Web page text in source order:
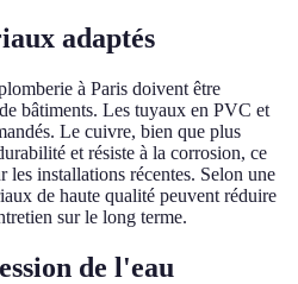
adaptés
à Paris doivent être
bâtiments. Les tuyaux en PVC et
Le cuivre, bien que plus
et résiste à la corrosion, ce
installations récentes. Selon une
de haute qualité peuvent réduire
sur le long terme.
de l'eau